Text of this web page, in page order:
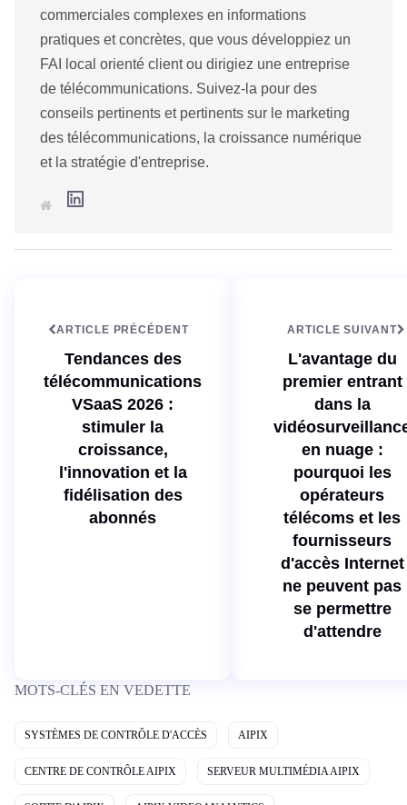
commerciales complexes en informations
pratiques et concrètes, que vous développiez un
FAI local orienté client ou dirigiez une entreprise
de télécommunications. Suivez-la pour des
conseils pertinents et pertinents sur le marketing
des télécommunications, la croissance numérique
et la stratégie d'entreprise.
ARTICLE PRÉCÉDENT
Tendances des
télécommunications
VSaaS 2026 :
stimuler la
croissance,
l'innovation et la
fidélisation des
abonnés
ARTICLE SUIVANT
L'avantage du
premier entrant
dans la
en nuage :
pourquoi les
opérateurs
télécoms et les
fournisseurs
d'accès Internet
ne peuvent pas
se permettre
d'attendre
MOTS-CLÉS EN VEDETTE
SYSTÈMES DE CONTRÔLE D'ACCÈS AIPIX
CENTRE DE CONTRÔLE AIPIX SERVEUR MULTIMÉDIA AIPIX